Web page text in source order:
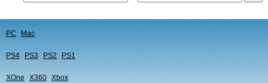
PC Mac
PS4 PS3 PS2 PS1
XOne X360 Xbox